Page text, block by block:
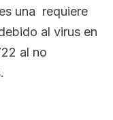
una requiere
al virus en
al no